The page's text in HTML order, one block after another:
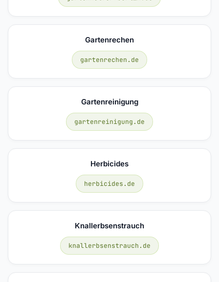
Gartenrechen
gartenrechen.de
Gartenreinigung
gartenreinigung.de
Herbicides
herbicides.de
Knallerbsenstrauch
knallerbsenstrauch.de